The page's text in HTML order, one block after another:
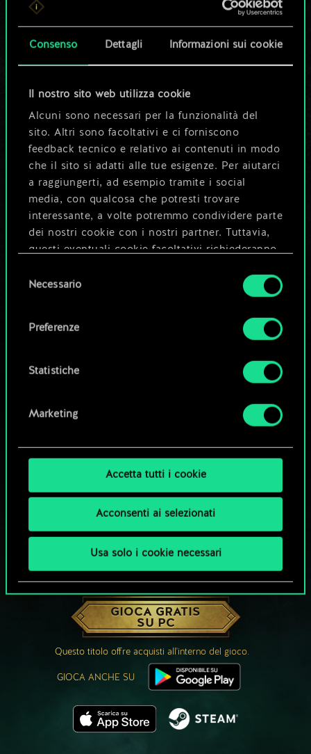
Consenso Dettagli Informazioni sui cookie
Il nostro sito web utilizza cookie
Alcuni sono necessari per la funzionalità del
sito. Altri sono facoltativi e ci forniscono
feedback tecnico e relativo ai contenuti in modo
che il sito si adatti alle tue esigenze. Per aiutarci
a raggiungerti, ad esempio tramite i social
media, con qualcosa che potresti trovare
interessante, a volte potremmo condividere parte
dei nostri cookie con i nostri partner. Tuttavia,
questi eventuali cookie facoltativi richiederanno
Tutti i dettagli su come utilizziamo i cookie e su
disponibili nel menu "Impostazioni" qui sotto.
delNecessario
Preferenze
Statistiche
Marketing
Accetta tutti i cookie
Acconsenti ai selezionati
Usa solo i cookie necessari
condiviso.
molto altro!
Dai un nome al mazzo e crea una
guida
Modifica mazzo
CHE NE DICI DI UNA PARTITA A GWENT?
GIOCA GRATIS
SU PC
Questo titolo offre acquisti all'interno del gioco.
GIOCA ANCHE SU